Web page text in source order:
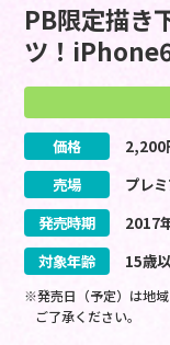
PB限定描き
ツ！
価格 2,200
売場
プレ
発売時期
2017
対象年齢
15歳
※発売日（予定）は地
ご了承ください。